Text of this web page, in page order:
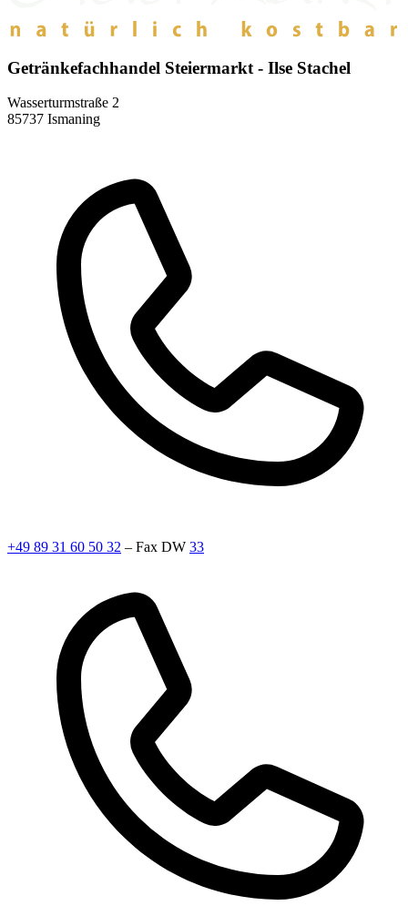
Getränkefachhandel Steiermarkt - Ilse Stachel
Wasserturmstraße 2
85737 Ismaning
+49 89 31 60 50 32 – Fax DW 33